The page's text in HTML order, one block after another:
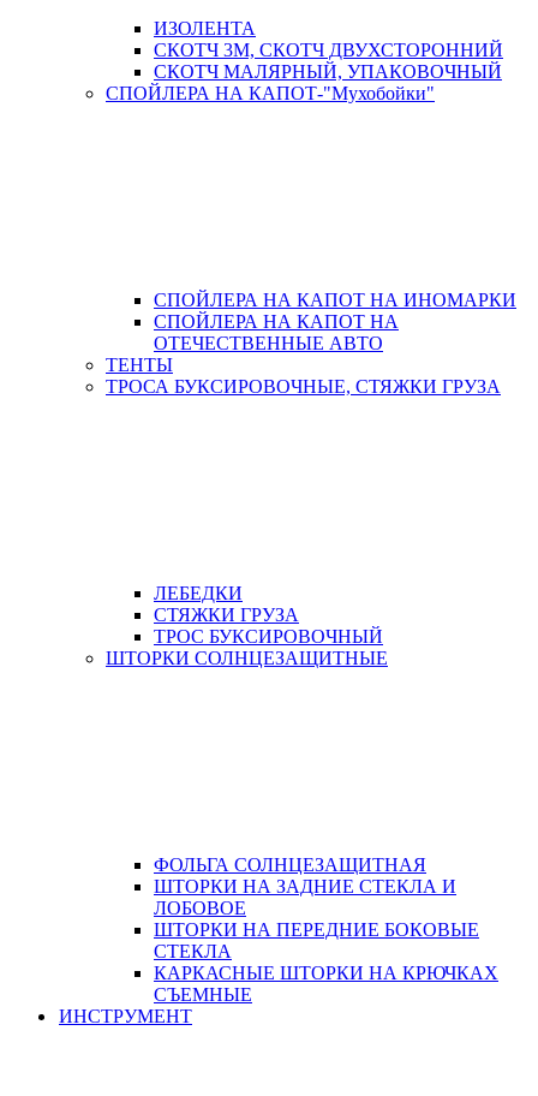
ИЗОЛЕНТА
СКОТЧ 3М, СКОТЧ ДВУХСТОРОННИЙ
СКОТЧ МАЛЯРНЫЙ, УПАКОВОЧНЫЙ
СПОЙЛЕРА НА КАПОТ-"Мухобойки"
СПОЙЛЕРА НА КАПОТ НА ИНОМАРКИ
СПОЙЛЕРА НА КАПОТ НА
ОТЕЧЕСТВЕННЫЕ АВТО
ТЕНТЫ
ТРОСА БУКСИРОВОЧНЫЕ, СТЯЖКИ ГРУЗА
ЛЕБЕДКИ
СТЯЖКИ ГРУЗА
ТРОС БУКСИРОВОЧНЫЙ
ШТОРКИ СОЛНЦЕЗАЩИТНЫЕ
ФОЛЬГА СОЛНЦЕЗАЩИТНАЯ
ШТОРКИ НА ЗАДНИЕ СТЕКЛА И
ЛОБОВОЕ
ШТОРКИ НА ПЕРЕДНИЕ БОКОВЫЕ
СТЕКЛА
КАРКАСНЫЕ ШТОРКИ НА КРЮЧКАХ
СЪЕМНЫЕ
ИНСТРУМЕНТ